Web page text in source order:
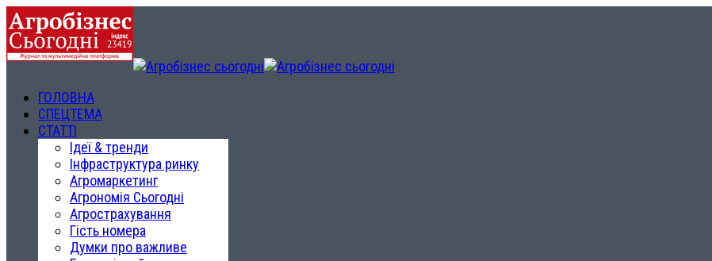
ГОЛОВНА
СПЕЦТЕМА
СТАТТІ
Ідеї & тренди
Інфраструктура ринку
Агромаркетинг
Агрономія Сьогодні
Агрострахування
Гість номера
Думки про важливе